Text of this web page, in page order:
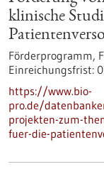
klinische
Förderprogramm,
Einreichungsfrist:
https://www.bio-
pro.de/
projekten-zum-
fuer-die-